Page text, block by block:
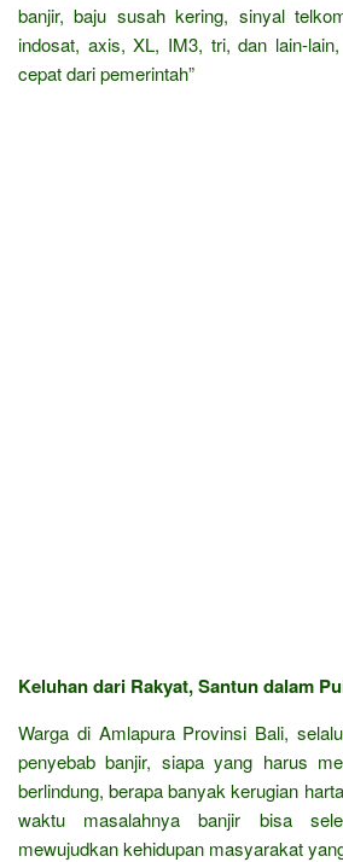
banjir, baju susah kering, sinyal
indosat, axis, XL, IM3, tri, dan lain-
cepat dari pemerintah”
Keluhan dari Rakyat, Santun dalam
Warga di Amlapura Provinsi Bali,
penyebab banjir, siapa yang harus
berlindung, berapa banyak kerugian
waktu masalahnya banjir bisa
mewujudkan kehidupan masyarakat